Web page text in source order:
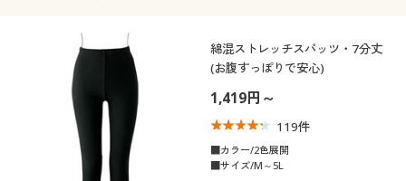
綿混ストレッチスパッツ・7分丈
(お腹すっぽりで安心)
1,419円～
119件
■カラー/2色展開
■サイズ/M～5L